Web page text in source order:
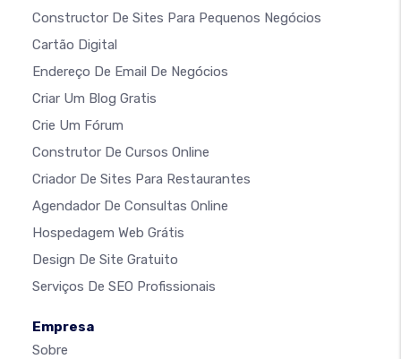
Constructor De Sites Para Pequenos Negócios
Cartão Digital
Endereço De Email De Negócios
Criar Um Blog Gratis
Crie Um Fórum
Construtor De Cursos Online
Criador De Sites Para Restaurantes
Agendador De Consultas Online
Hospedagem Web Grátis
Design De Site Gratuito
Serviços De SEO Profissionais
Empresa
Sobre